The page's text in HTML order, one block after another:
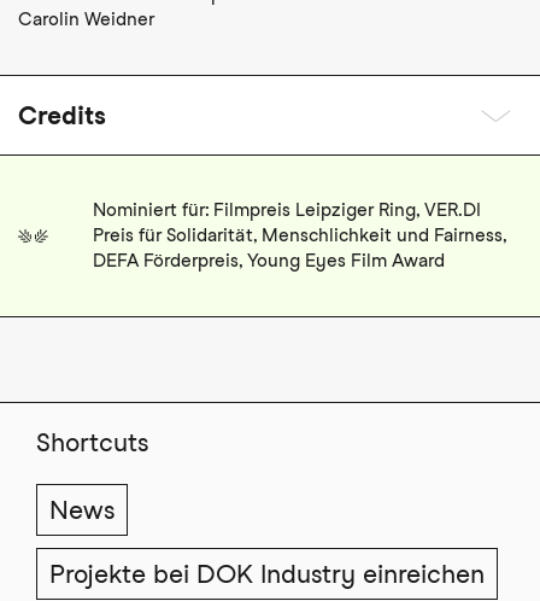
Carolin Weidner
Credits
Nominiert für: Filmpreis Leipziger Ring, VER.DI
Preis für Solidarität, Menschlichkeit und Fairness,
DEFA Förderpreis, Young Eyes Film Award
Shortcuts
News
Projekte bei DOK Industry einreichen